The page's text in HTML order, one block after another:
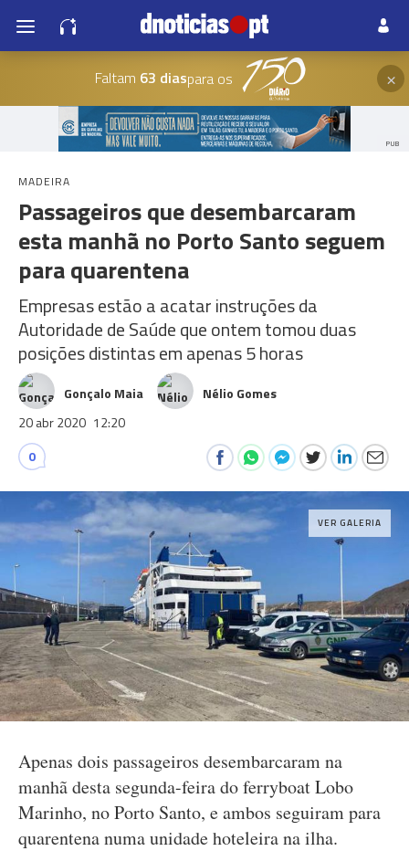
Faltam 63 diaspara os ×
PUB
MADEIRA
Passageiros que desembarcaram
esta manhã no Porto Santo seguem
para quarentena
Empresas estão a acatar instruções da
Autoridade de Saúde que ontem tomou duas
posições distintas em apenas 5 horas
Gonçalo Maia
Nélio Gomes
20 abr 2020 12:20
0
VER GALERIA
Apenas dois passageiros desembarcaram na
manhã desta segunda-feira do ferryboat Lobo
Marinho, no Porto Santo, e ambos seguiram para
quarentena numa unidade hoteleira na ilha.